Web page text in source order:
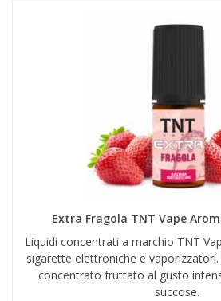
Extra Fragola TNT Vape
Liquidi concentrati a marchio TNT
sigarette elettroniche e
concentrato fruttato al gusto
succose.